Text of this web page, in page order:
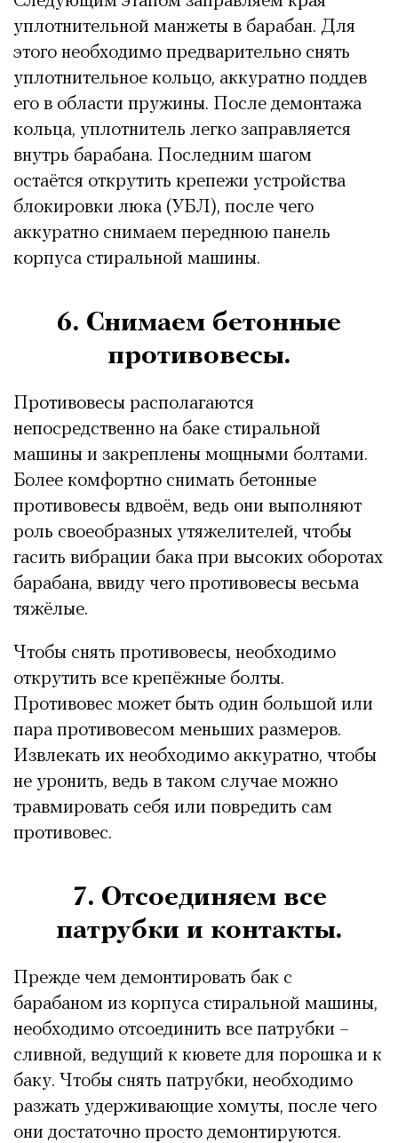
уплотнительной манжеты в барабан. Для
этого необходимо предварительно снять
уплотнительное кольцо, аккуратно поддев
его в области пружины. После демонтажа
кольца, уплотнитель легко заправляется
внутрь барабана. Последним шагом
остаётся открутить крепежи устройства
блокировки люка (УБЛ), после чего
аккуратно снимаем переднюю панель
корпуса стиральной машины.
6. Снимаем бетонные
противовесы.
Противовесы располагаются
непосредственно на баке стиральной
машины и закреплены мощными болтами.
Более комфортно снимать бетонные
противовесы вдвоём, ведь они выполняют
роль своеобразных утяжелителей, чтобы
гасить вибрации бака при высоких оборотах
барабана, ввиду чего противовесы весьма
тяжёлые.
Чтобы снять противовесы, необходимо
открутить все крепёжные болты.
Противовес может быть один большой или
пара противовесом меньших размеров.
Извлекать их необходимо аккуратно, чтобы
не уронить, ведь в таком случае можно
травмировать себя или повредить сам
противовес.
7. Отсоединяем все
патрубки и контакты.
Прежде чем демонтировать бак с
барабаном из корпуса стиральной машины,
необходимо отсоединить все патрубки –
сливной, ведущий к кювете для порошка и к
баку. Чтобы снять патрубки, необходимо
разжать удерживающие хомуты, после чего
они достаточно просто демонтируются.